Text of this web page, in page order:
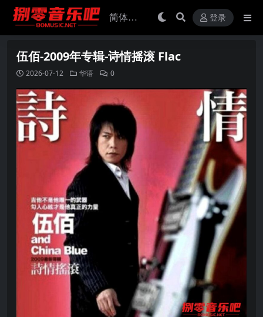
登录
伍佰-2009年专辑-诗情摇滚 Flac
2026-07-12 华语 0